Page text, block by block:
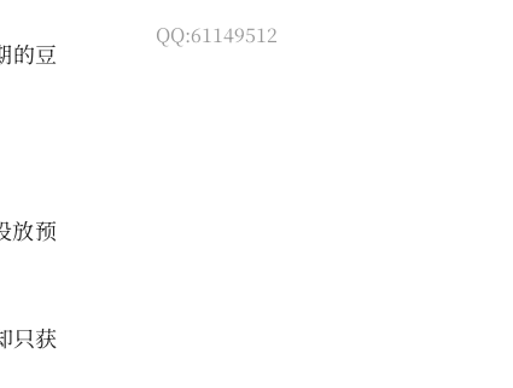
的豆
放预
只获
QQ:61149512